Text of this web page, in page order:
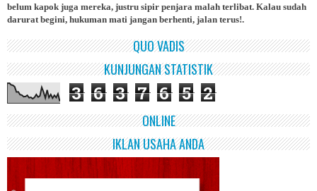
belum kapok juga mereka, justru sipir penjara malah terlibat. Kalau sudah
darurat begini, hukuman mati jangan berhenti, jalan terus!.
QUO VADIS
KUNJUNGAN STATISTIK
3 6 3 7 6 5 2
ONLINE
IKLAN USAHA ANDA